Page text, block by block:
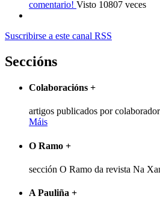
comentario! Visto 10807 veces
Suscribirse a este canal RSS
Seccións
Colaboracións +
artigos publicados por
Máis
O Ramo +
sección O Ramo da revista Na
A Pauliña +